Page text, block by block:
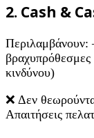
2. Cash &
κινδύνου)
❌ Δεν
Απαιτήσεις